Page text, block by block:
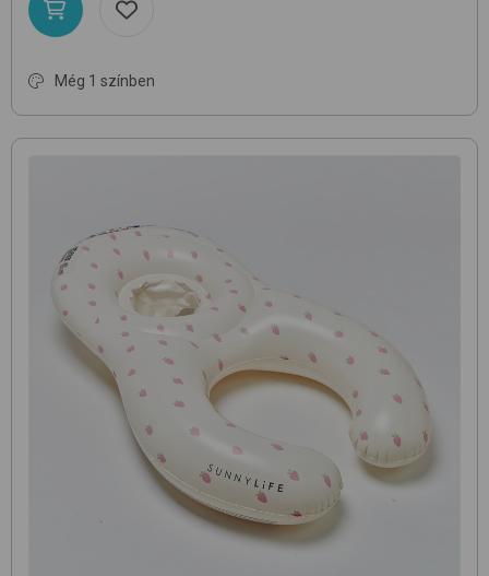
Még 1 színben